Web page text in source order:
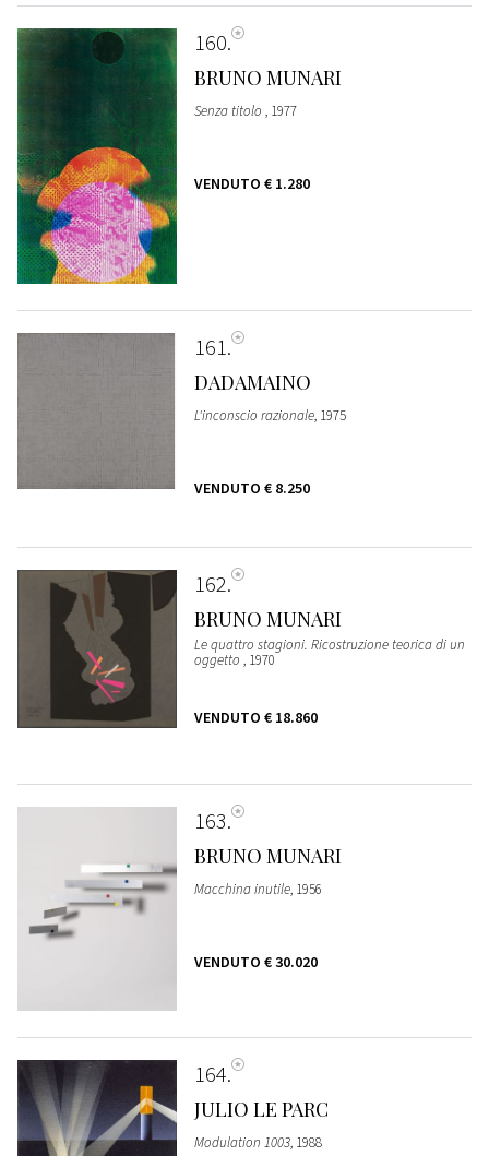
160
BRUNO MUNARI
Senza titolo , 1977
VENDUTO € 1.280
161
DADAMAINO
L'inconscio razionale, 1975
VENDUTO € 8.250
162
BRUNO MUNARI
Le quattro stagioni. Ricostruzione teorica di un
oggetto , 1970
VENDUTO € 18.860
163
BRUNO MUNARI
Macchina inutile, 1956
VENDUTO € 30.020
164
JULIO LE PARC
Modulation 1003, 1988